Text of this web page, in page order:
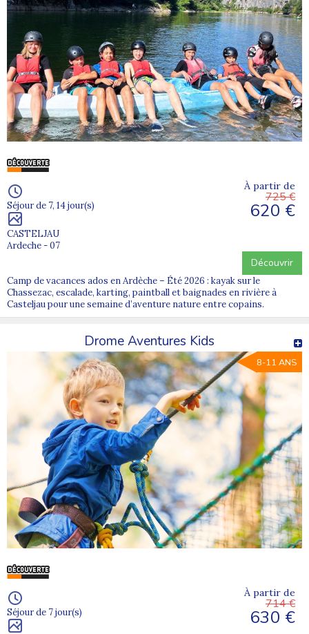
Séjour de 7, 14 jour(s)
CASTELJAU
Ardeche - 07
À partir de
725 €
620 €
Découvrir
Camp de vacances ados en Ardèche – Été 2026 : kayak sur le
Chassezac, escalade, karting, paintball et baignades en rivière à
Casteljau pour une semaine d’aventure nature entre copains.
Drome Aventures Kids
8-11 ANS
Séjour de 7 jour(s)
À partir de
714 €
630 €